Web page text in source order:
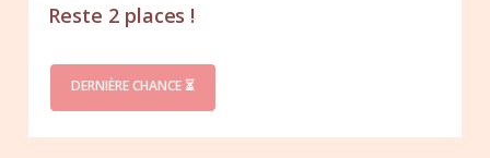
Reste 2 places !
DERNIÈRE CHANCE ⏳